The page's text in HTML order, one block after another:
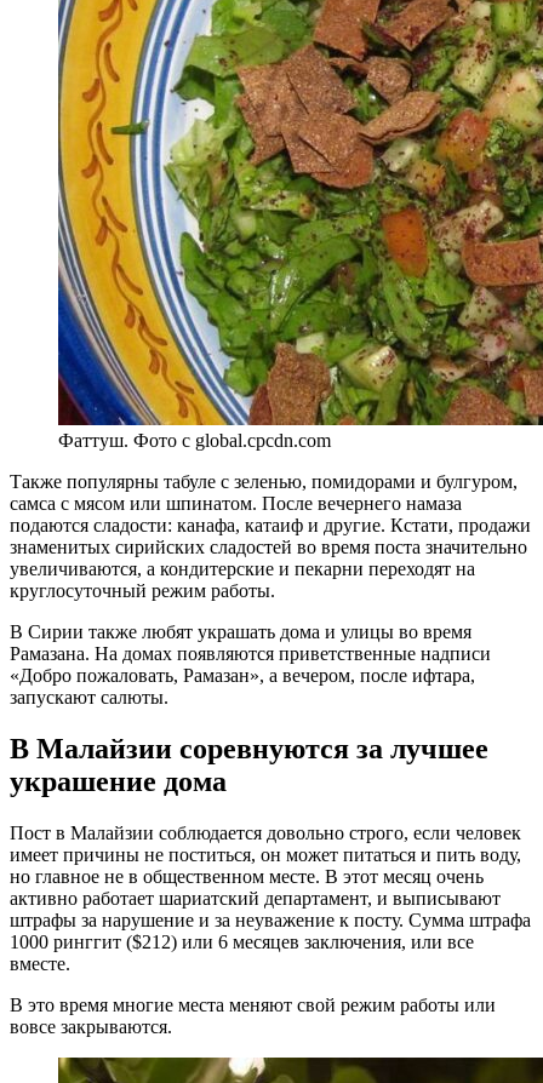
Фаттуш. Фото с global.cpcdn.com
Также популярны табуле с зеленью, помидорами и булгуром,
самса с мясом или шпинатом. После вечернего намаза
подаются сладости: канафа, катаиф и другие. Кстати, продажи
знаменитых сирийских сладостей во время поста значительно
увеличиваются, а кондитерские и пекарни переходят на
круглосуточный режим работы.
В Сирии также любят украшать дома и улицы во время
Рамазана. На домах появляются приветственные надписи
«Добро пожаловать, Рамазан», а вечером, после ифтара,
запускают салюты.
В Малайзии соревнуются за лучшее
украшение дома
Пост в Малайзии соблюдается довольно строго, если человек
имеет причины не поститься, он может питаться и пить воду,
но главное не в общественном месте. В этот месяц очень
активно работает шариатский департамент, и выписывают
штрафы за нарушение и за неуважение к посту. Сумма штрафа
1000 ринггит ($212) или 6 месяцев заключения, или все
вместе.
В это время многие места меняют свой режим работы или
вовсе закрываются.